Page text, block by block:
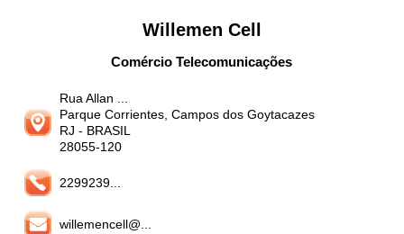
Willemen Cell
Comércio Telecomunicações
Rua Allan ...
Parque Corrientes, Campos dos Goytacazes
RJ - BRASIL
28055-120
2299239...
willemencell@...